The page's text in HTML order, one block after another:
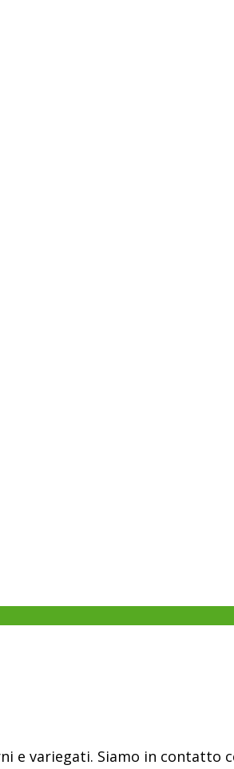
e variegati. Siamo in contatto